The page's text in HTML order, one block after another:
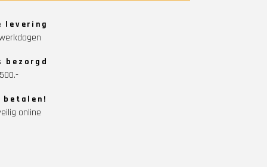
levering
bezorgd
betalen!
online